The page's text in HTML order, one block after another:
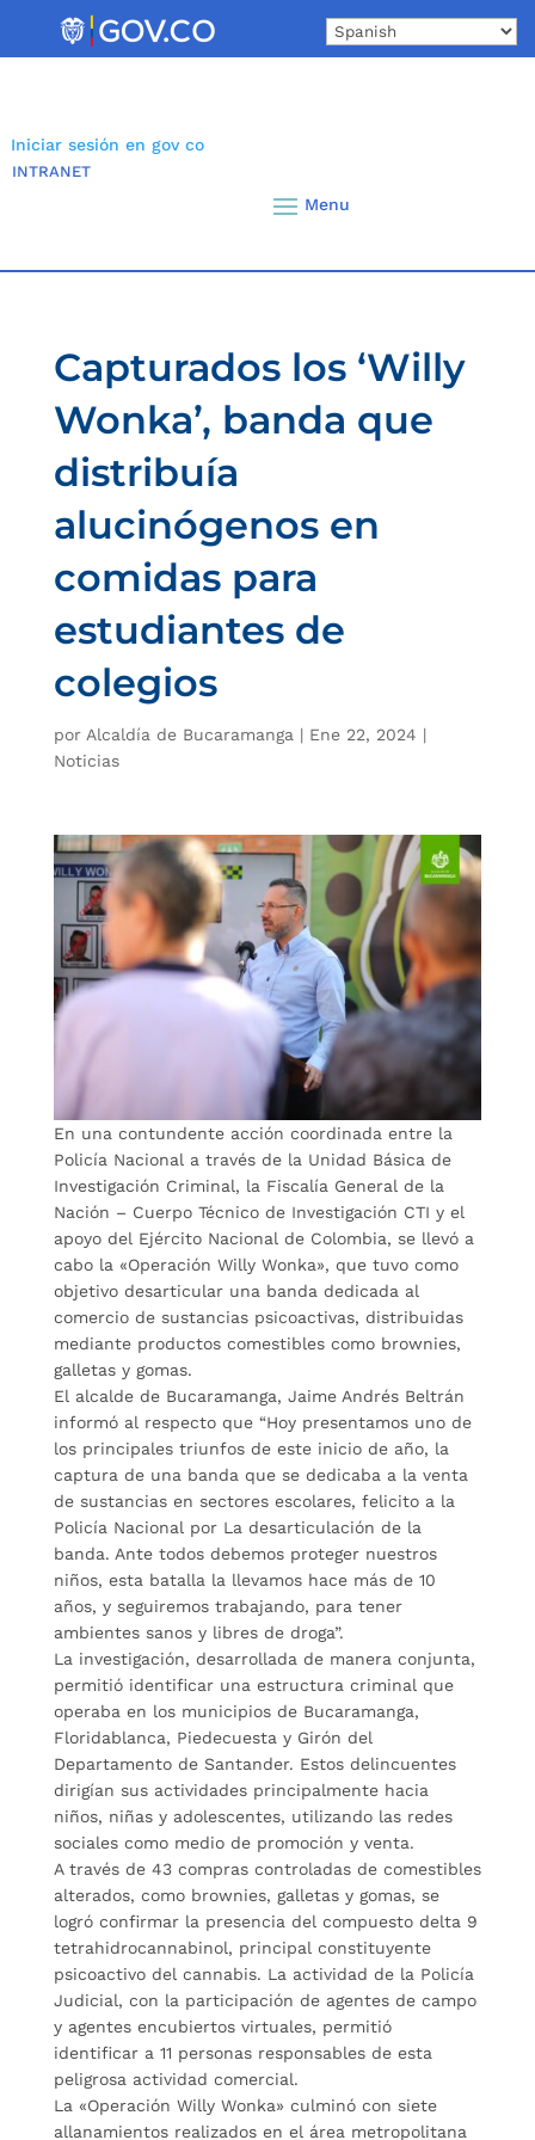
Iniciar sesión en gov co
INTRANET
Capturados los ‘Willy
Wonka’, banda que
distribuía
alucinógenos en
comidas para
estudiantes de
colegios
por Alcaldía de Bucaramanga | Ene 22, 2024 |
Noticias
En una contundente acción coordinada entre la
Policía Nacional a través de la Unidad Básica de
Investigación Criminal, la Fiscalía General de la
Nación – Cuerpo Técnico de Investigación CTI y el
apoyo del Ejército Nacional de Colombia, se llevó a
cabo la «Operación Willy Wonka», que tuvo como
objetivo desarticular una banda dedicada al
comercio de sustancias psicoactivas, distribuidas
mediante productos comestibles como brownies,
galletas y gomas.
El alcalde de Bucaramanga, Jaime Andrés Beltrán
informó al respecto que “Hoy presentamos uno de
los principales triunfos de este inicio de año, la
captura de una banda que se dedicaba a la venta
de sustancias en sectores escolares, felicito a la
Policía Nacional por La desarticulación de la
banda. Ante todos debemos proteger nuestros
niños, esta batalla la llevamos hace más de 10
años, y seguiremos trabajando, para tener
ambientes sanos y libres de droga”.
La investigación, desarrollada de manera conjunta,
permitió identificar una estructura criminal que
operaba en los municipios de Bucaramanga,
Floridablanca, Piedecuesta y Girón del
Departamento de Santander. Estos delincuentes
dirigían sus actividades principalmente hacia
niños, niñas y adolescentes, utilizando las redes
sociales como medio de promoción y venta.
A través de 43 compras controladas de comestibles
alterados, como brownies, galletas y gomas, se
logró confirmar la presencia del compuesto delta 9
tetrahidrocannabinol, principal constituyente
psicoactivo del cannabis. La actividad de la Policía
Judicial, con la participación de agentes de campo
y agentes encubiertos virtuales, permitió
identificar a 11 personas responsables de esta
peligrosa actividad comercial.
La «Operación Willy Wonka» culminó con siete
allanamientos realizados en el área metropolitana